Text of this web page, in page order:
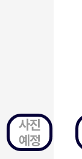
사진
예정